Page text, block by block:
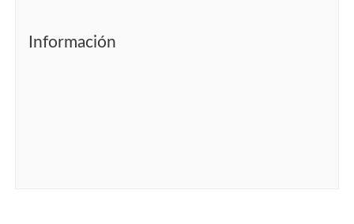
Información